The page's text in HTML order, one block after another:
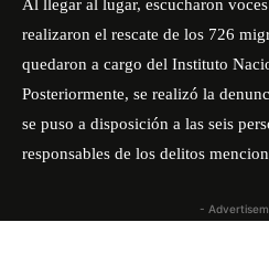
Al llegar al lugar, escucharon
realizaron el rescate de los 726
quedaron a cargo del Instituto
Posteriormente, se realizó la
se puso a disposición a las seis
responsables de los delitos
-